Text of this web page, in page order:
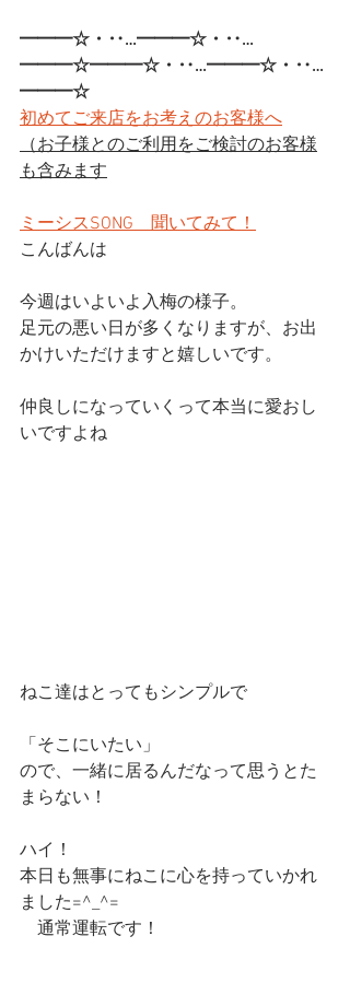
━━━☆・‥…━━━☆・‥…
━━━☆━━━☆・‥…━━━☆・‥…
━━━☆
初めてご来店をお考えのお客様へ
（お子様とのご利用をご検討のお客様
も含みます
ミーシスSONG　聞いてみて！
こんばんは
今週はいよいよ入梅の様子。
足元の悪い日が多くなりますが、お出
かけいただけますと嬉しいです。
仲良しになっていくって本当に愛おし
いですよね
ねこ達はとってもシンプルで
「そこにいたい」
ので、一緒に居るんだなって思うとた
まらない！
ハイ！
本日も無事にねこに心を持っていかれ
ました=^_^=
通常運転です！